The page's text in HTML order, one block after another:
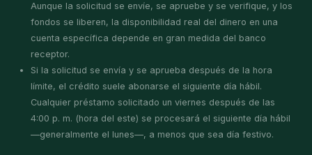
Aunque la solicitud se envíe, se apruebe y se verifique, y los
fondos se liberen, la disponibilidad real del dinero en una
cuenta específica depende en gran medida del banco
receptor.
Si la solicitud se envía y se aprueba después de la hora
límite, el crédito suele abonarse el siguiente día hábil.
Cualquier préstamo solicitado un viernes después de las
4:00 p. m. (hora del este) se procesará el siguiente día hábil
—generalmente el lunes—, a menos que sea día festivo.